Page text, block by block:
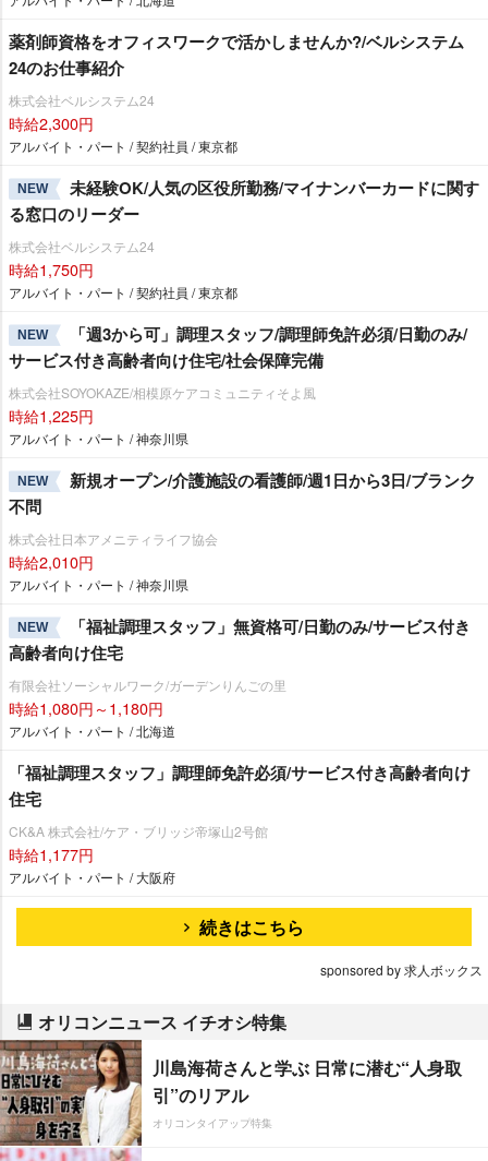
薬剤師資格をオフィスワークで活かしませんか?/ベルシステム
24のお仕事紹介
株式会社ベルシステム24
時給2,300円
アルバイト・パート / 契約社員 / 東京都
NEW
未経験OK/人気の区役所勤務/マイナンバーカードに関す
る窓口のリーダー
株式会社ベルシステム24
時給1,750円
アルバイト・パート / 契約社員 / 東京都
NEW
「週3から可」調理スタッフ/調理師免許必須/日勤のみ/
サービス付き高齢者向け住宅/社会保障完備
株式会社SOYOKAZE/相模原ケアコミュニティそよ風
時給1,225円
アルバイト・パート / 神奈川県
NEW
新規オープン/介護施設の看護師/週1日から3日/ブランク
不問
株式会社日本アメニティライフ協会
時給2,010円
アルバイト・パート / 神奈川県
NEW
「福祉調理スタッフ」無資格可/日勤のみ/サービス付き
高齢者向け住宅
有限会社ソーシャルワーク/ガーデンりんごの里
時給1,080円～1,180円
アルバイト・パート / 北海道
「福祉調理スタッフ」調理師免許必須/サービス付き高齢者向け
住宅
CK&A 株式会社/ケア・ブリッジ帝塚山2号館
時給1,177円
アルバイト・パート / 大阪府
続きはこちら
sponsored by 求人ボックス
オリコンニュース イチオシ特集
川島海荷さんと学ぶ 日常に潜む“人身取
引”のリアル
オリコンタイアップ特集